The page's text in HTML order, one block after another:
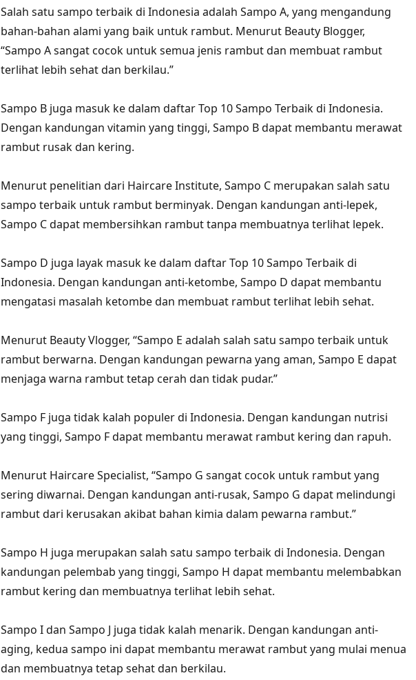
Salah satu sampo terbaik di Indonesia adalah Sampo A, yang mengandung
bahan-bahan alami yang baik untuk rambut. Menurut Beauty Blogger,
“Sampo A sangat cocok untuk semua jenis rambut dan membuat rambut
terlihat lebih sehat dan berkilau.”
Sampo B juga masuk ke dalam daftar Top 10 Sampo Terbaik di Indonesia.
Dengan kandungan vitamin yang tinggi, Sampo B dapat membantu merawat
rambut rusak dan kering.
Menurut penelitian dari Haircare Institute, Sampo C merupakan salah satu
sampo terbaik untuk rambut berminyak. Dengan kandungan anti-lepek,
Sampo C dapat membersihkan rambut tanpa membuatnya terlihat lepek.
Sampo D juga layak masuk ke dalam daftar Top 10 Sampo Terbaik di
Indonesia. Dengan kandungan anti-ketombe, Sampo D dapat membantu
mengatasi masalah ketombe dan membuat rambut terlihat lebih sehat.
Menurut Beauty Vlogger, “Sampo E adalah salah satu sampo terbaik untuk
rambut berwarna. Dengan kandungan pewarna yang aman, Sampo E dapat
menjaga warna rambut tetap cerah dan tidak pudar.”
Sampo F juga tidak kalah populer di Indonesia. Dengan kandungan nutrisi
yang tinggi, Sampo F dapat membantu merawat rambut kering dan rapuh.
Menurut Haircare Specialist, “Sampo G sangat cocok untuk rambut yang
sering diwarnai. Dengan kandungan anti-rusak, Sampo G dapat melindungi
rambut dari kerusakan akibat bahan kimia dalam pewarna rambut.”
Sampo H juga merupakan salah satu sampo terbaik di Indonesia. Dengan
kandungan pelembab yang tinggi, Sampo H dapat membantu melembabkan
rambut kering dan membuatnya terlihat lebih sehat.
Sampo I dan Sampo J juga tidak kalah menarik. Dengan kandungan anti-
aging, kedua sampo ini dapat membantu merawat rambut yang mulai menua
dan membuatnya tetap sehat dan berkilau.